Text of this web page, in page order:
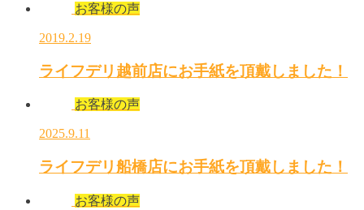
お客様の声
2019.2.19
ライフデリ越前店にお手紙を頂戴しました！
お客様の声
2025.9.11
ライフデリ船橋店にお手紙を頂戴しました！
お客様の声